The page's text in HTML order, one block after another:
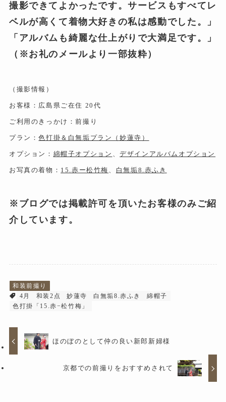
撮影できてよかったです。サービスもすべてレ
ベルが高くて着物大好きの私は感動でした。」
「アルバムも綺麗な仕上がりで大満足です。」
（※お礼のメールより一部抜粋）
（撮影情報）
お客様：広島県ご在住 20代
ご利用のきっかけ：前撮り
プラン：色打掛＆白無垢プラン（妙蓮寺）
オプション： 綿帽子オプション 、デザインアルバムオプション
お写真の着物： 15.赤ー松竹梅 、 白無垢8.赤ふき
※ブログでは掲載許可を頂いたお客様のみご紹
介しています。
和装前撮り
4月
和装2点 妙蓮寺 白無垢8.赤ふき
綿帽子
色打掛「15.赤−松竹梅」
ほのぼのとして仲の良い新郎新婦様
京都での前撮りをおすすめされて